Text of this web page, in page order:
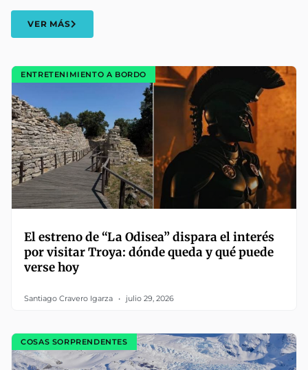
VER MÁS
ENTRETENIMIENTO A BORDO
El estreno de “La Odisea” dispara el interés
por visitar Troya: dónde queda y qué puede
verse hoy
Santiago Cravero Igarza julio 29, 2026
COSAS SORPRENDENTES